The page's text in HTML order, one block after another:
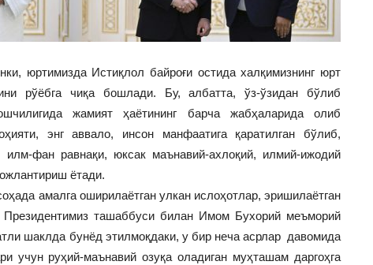
юртимизда Истиқлол байроғи остида халқимизнинг юрт
рўёбга чиқа бошлади. Бу, албатта, ўз-ўзидан бўлиб
жамият ҳаётининг барча жабҳаларида олиб
энг аввало, инсон манфаатига қаратилган бўлиб,
фан равнақи, юксак маънавий-ахлоқий, илмий-ижодий
ётади.
амалга оширилаётган улкан ислоҳотлар, эришилаётган
ташаббуси билан Имом Бухорий меъморий
шаклда бунёд этилмоқдаки, у бир неча асрлар давомида
учун руҳий-маънавий озуқа оладиган муҳташам даргоҳга